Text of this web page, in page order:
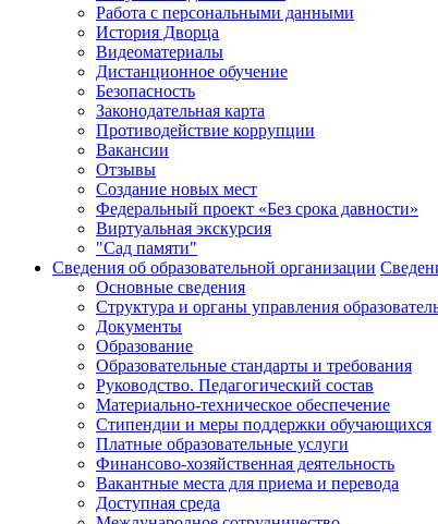
Работа с персональными данными
История Дворца
Видеоматериалы
Дистанционное обучение
Безопасность
Законодательная карта
Противодействие коррупции
Вакансии
Отзывы
Создание новых мест
Федеральный проект «Без срока давности»
Виртуальная экскурсия
"Сад памяти"
Сведения об образовательной организации
Основные сведения
Структура и органы управления
Документы
Образование
Образовательные стандарты и требования
Руководство. Педагогический состав
Материально-техническое обеспечение
Стипендии и меры поддержки обучающихся
Платные образовательные услуги
Финансово-хозяйственная деятельность
Вакантные места для приема и перевода
Доступная среда